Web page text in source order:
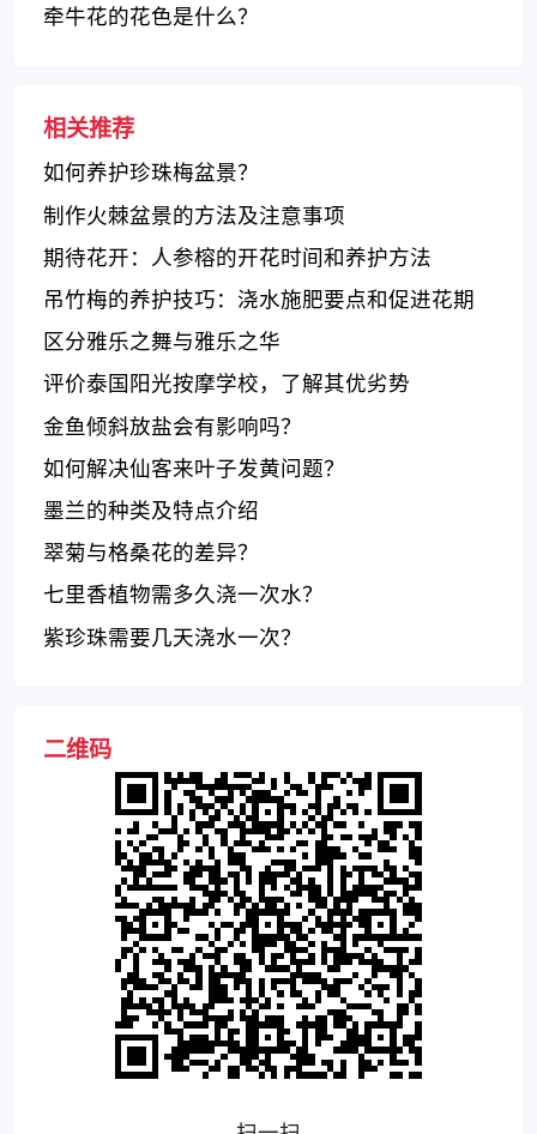
牵牛花的花色是什么？
相关推荐
如何养护珍珠梅盆景？
制作火棘盆景的方法及注意事项
期待花开：人参榕的开花时间和养护方法
吊竹梅的养护技巧：浇水施肥要点和促进花期
生长的方法
区分雅乐之舞与雅乐之华
评价泰国阳光按摩学校，了解其优劣势
金鱼倾斜放盐会有影响吗？
如何解决仙客来叶子发黄问题？
墨兰的种类及特点介绍
翠菊与格桑花的差异？
七里香植物需多久浇一次水？
紫珍珠需要几天浇水一次？
二维码